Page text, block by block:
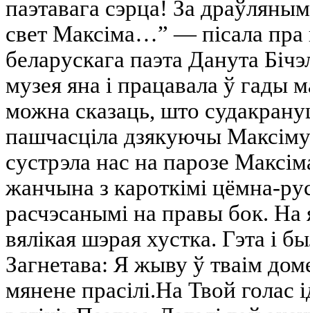
паэтавага сэрца! За
свет Максіма…” — пісала пра
беларускага паэта Данута
музея яна і працавала ў гады
можна сказаць, што
пашчасціла дзякуючы
сустрэла нас на парозе
жанчына з кароткімі цёмна-
расчэсанымі на правы бок. На
вялікая шэрая хустка. Гэта і
Загнетава: Я жыву ў тваім
мянене прасілі.На Твой голас